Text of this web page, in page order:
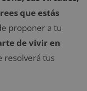
que estás
proponer a tu
de vivir en
resolverá tus